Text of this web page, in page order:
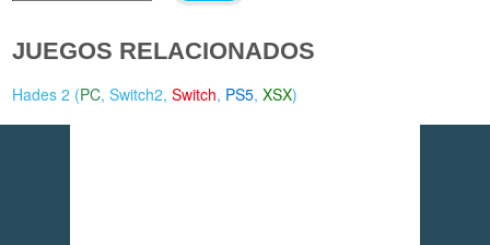
JUEGOS RELACIONADOS
Hades 2 (PC,Switch2,Switch, PS5,XSX)